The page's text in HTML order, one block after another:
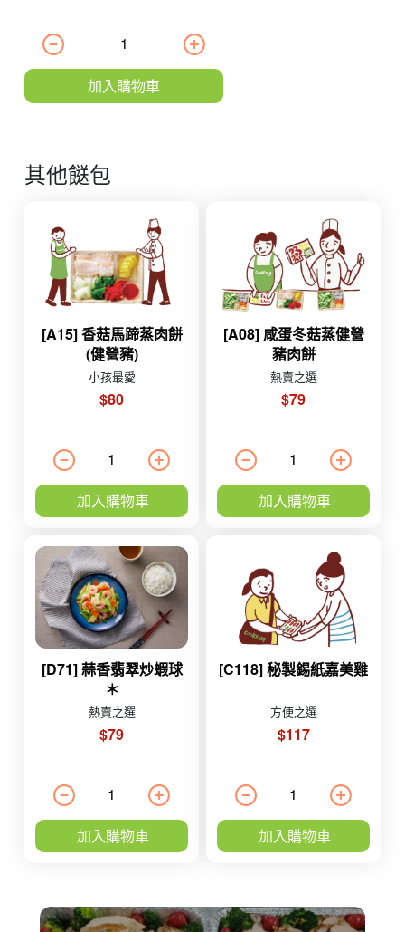
加入購物車
其他餸包
[A15] 香菇馬蹄蒸肉餅
(健營豬)
小孩最愛
$80
加入購物車
[A08] 咸蛋冬菇蒸健營
豬肉餅
熱賣之選
$79
加入購物車
[D71] 蒜香翡翠炒蝦球
＊
熱賣之選
$79
加入購物車
[C118] 秘製錫紙嘉美雞
方便之選
$117
加入購物車